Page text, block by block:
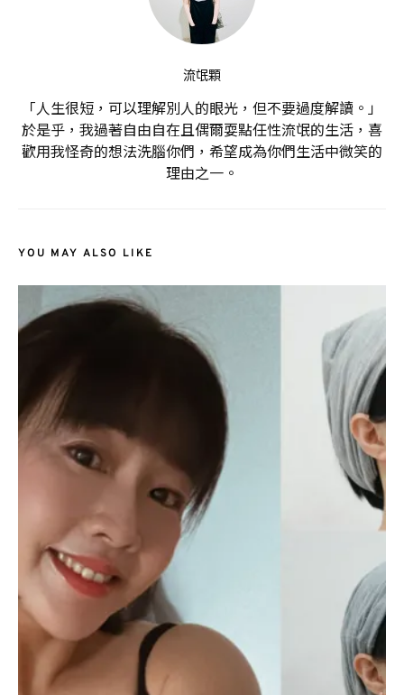
流氓顆
「人生很短，可以理解別人的眼光，但不要過度解讀。」
於是乎，我過著自由自在且偶爾耍點任性流氓的生活，喜
歡用我怪奇的想法洗腦你們，希望成為你們生活中微笑的
理由之一。
YOU MAY ALSO LIKE